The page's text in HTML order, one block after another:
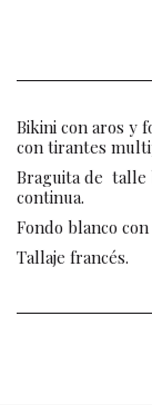
Bikini con aros y
con tirantes
Braguita de talle
continua.
Fondo blanco
Tallaje francés.